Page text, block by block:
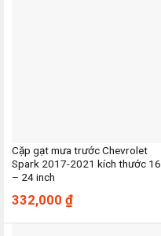
Cặp gạt mưa trước Chevrolet
Spark 2017-2021 kích thước 16
– 24 inch
332,000 ₫